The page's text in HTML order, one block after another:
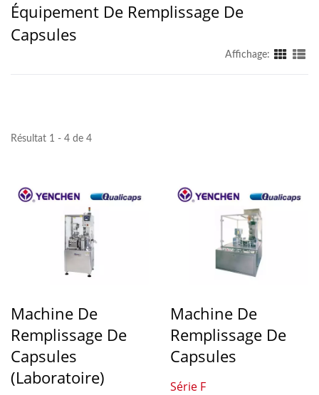
Équipement De Remplissage De
Capsules
Affichage:
Résultat 1 - 4 de 4
Machine De
Remplissage De
Capsules
(laboratoire)
Machine De
Remplissage De
Capsules
Série F